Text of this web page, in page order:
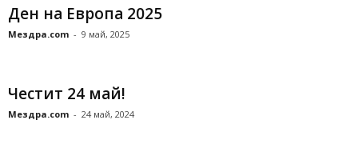
Ден на Европа 2025
Мездра.com - 9 май, 2025
Честит 24 май!
Мездра.com - 24 май, 2024